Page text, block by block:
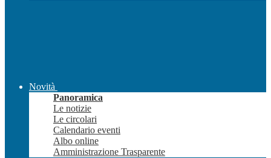
Novità
Panoramica
Le notizie
Le circolari
Calendario eventi
Albo online
Amministrazione Trasparente